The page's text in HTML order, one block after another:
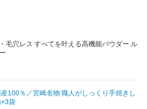
毛穴レス すべてを叶える高機能パウダー ル